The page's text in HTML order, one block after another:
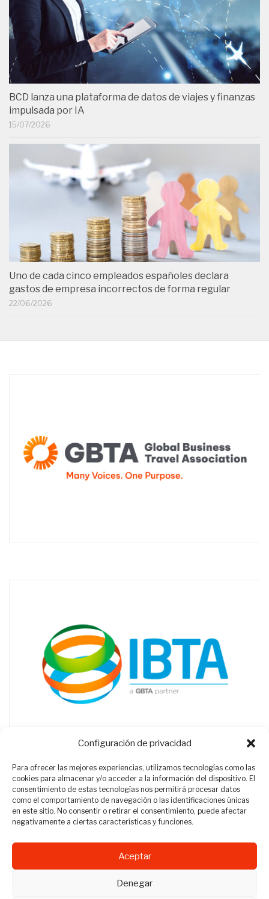
Configuración de privacidad
Para ofrecer las mejores experiencias, utilizamos tecnologías como las
cookies para almacenar y/o acceder a la información del dispositivo. El
consentimiento de estas tecnologías nos permitirá procesar datos
como el comportamiento de navegación o las identificaciones únicas
en este sitio. No consentir o retirar el consentimiento, puede afectar
negativamente a ciertas características y funciones.
Aceptar
Denegar
BCD lanza una plataforma de datos de viajes y finanzas
impulsada por IA
15/07/2026
Uno de cada cinco empleados españoles declara
gastos de empresa incorrectos de forma regular
22/06/2026
Revista Travel Manager © 2012 - 2026
Todos los derechos reservados.